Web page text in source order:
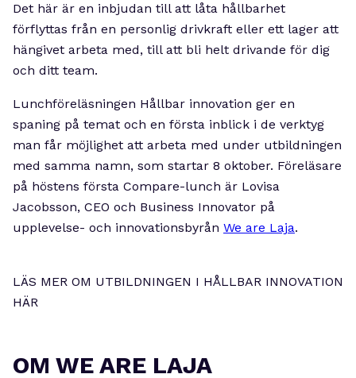
Det här är en inbjudan till att låta hållbarhet
förflyttas från en personlig drivkraft eller ett lager att
hängivet arbeta med, till att bli helt drivande för dig
och ditt team.
Lunchföreläsningen Hållbar innovation ger en
spaning på temat och en första inblick i de verktyg
man får möjlighet att arbeta med under utbildningen
med samma namn, som startar 8 oktober. Föreläsare
på höstens första Compare-lunch är Lovisa
Jacobsson, CEO och Business Innovator på
upplevelse- och innovationsbyrån We are Laja.
LÄS MER OM UTBILDNINGEN I HÅLLBAR INNOVATION
HÄR
OM WE ARE LAJA